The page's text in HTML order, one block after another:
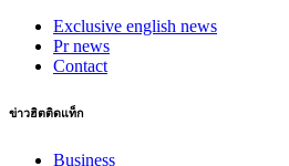
Exclusive english news
Pr news
Contact
ข่าวฮิตติดแท็ก
Business